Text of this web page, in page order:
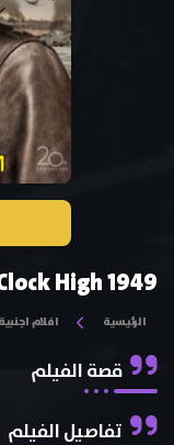
High 1949
الرئيسية افلام اجنبية
قصة الفيلم
تفاصيل الفيلم